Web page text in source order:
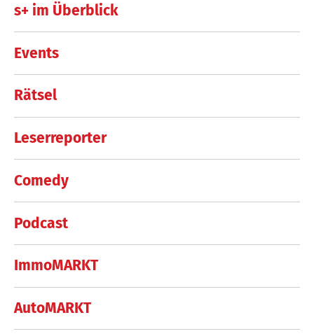
s+ im Überblick
Events
Rätsel
Leserreporter
Comedy
Podcast
ImmoMARKT
AutoMARKT